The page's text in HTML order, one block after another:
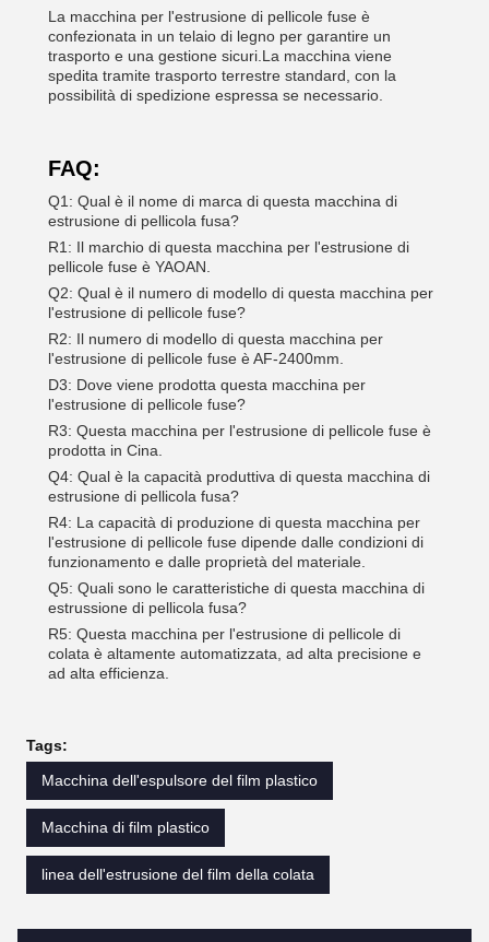
La macchina per l'estrusione di pellicole fuse è
confezionata in un telaio di legno per garantire un
trasporto e una gestione sicuri.La macchina viene
spedita tramite trasporto terrestre standard, con la
possibilità di spedizione espressa se necessario.
FAQ:
Q1: Qual è il nome di marca di questa macchina di
estrusione di pellicola fusa?
R1: Il marchio di questa macchina per l'estrusione di
pellicole fuse è YAOAN.
Q2: Qual è il numero di modello di questa macchina per
l'estrusione di pellicole fuse?
R2: Il numero di modello di questa macchina per
l'estrusione di pellicole fuse è AF-2400mm.
D3: Dove viene prodotta questa macchina per
l'estrusione di pellicole fuse?
R3: Questa macchina per l'estrusione di pellicole fuse è
prodotta in Cina.
Q4: Qual è la capacità produttiva di questa macchina di
estrusione di pellicola fusa?
R4: La capacità di produzione di questa macchina per
l'estrusione di pellicole fuse dipende dalle condizioni di
funzionamento e dalle proprietà del materiale.
Q5: Quali sono le caratteristiche di questa macchina di
estrussione di pellicola fusa?
R5: Questa macchina per l'estrusione di pellicole di
colata è altamente automatizzata, ad alta precisione e
ad alta efficienza.
Tags:
Macchina dell'espulsore del film plastico
Macchina di film plastico
linea dell'estrusione del film della colata